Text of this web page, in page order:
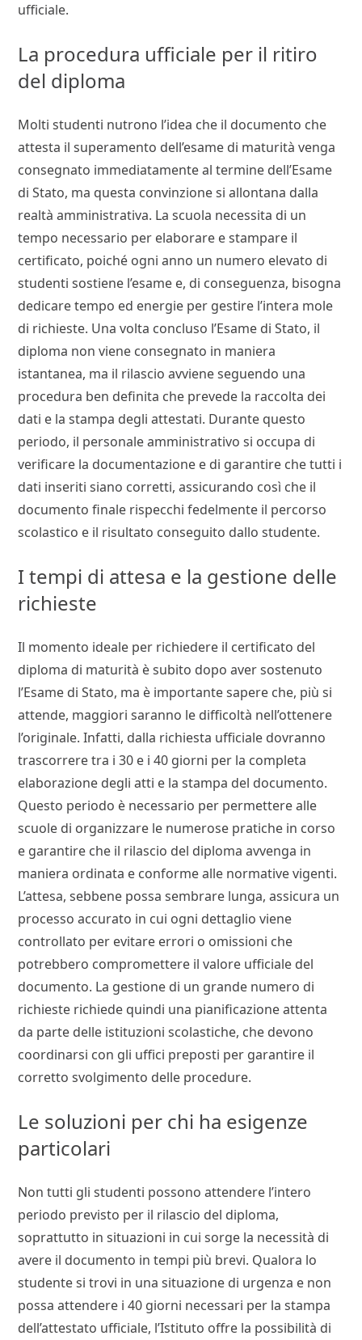
ufficiale.
La procedura ufficiale per il ritiro
del diploma
Molti studenti nutrono l’idea che il documento che
attesta il superamento dell’esame di maturità venga
consegnato immediatamente al termine dell’Esame
di Stato, ma questa convinzione si allontana dalla
realtà amministrativa. La scuola necessita di un
tempo necessario per elaborare e stampare il
certificato, poiché ogni anno un numero elevato di
studenti sostiene l’esame e, di conseguenza, bisogna
dedicare tempo ed energie per gestire l’intera mole
di richieste. Una volta concluso l’Esame di Stato, il
diploma non viene consegnato in maniera
istantanea, ma il rilascio avviene seguendo una
procedura ben definita che prevede la raccolta dei
dati e la stampa degli attestati. Durante questo
periodo, il personale amministrativo si occupa di
verificare la documentazione e di garantire che tutti i
dati inseriti siano corretti, assicurando così che il
documento finale rispecchi fedelmente il percorso
scolastico e il risultato conseguito dallo studente.
I tempi di attesa e la gestione delle
richieste
Il momento ideale per richiedere il certificato del
diploma di maturità è subito dopo aver sostenuto
l’Esame di Stato, ma è importante sapere che, più si
attende, maggiori saranno le difficoltà nell’ottenere
l’originale. Infatti, dalla richiesta ufficiale dovranno
trascorrere tra i 30 e i 40 giorni per la completa
elaborazione degli atti e la stampa del documento.
Questo periodo è necessario per permettere alle
scuole di organizzare le numerose pratiche in corso
e garantire che il rilascio del diploma avvenga in
maniera ordinata e conforme alle normative vigenti.
L’attesa, sebbene possa sembrare lunga, assicura un
processo accurato in cui ogni dettaglio viene
controllato per evitare errori o omissioni che
potrebbero compromettere il valore ufficiale del
documento. La gestione di un grande numero di
richieste richiede quindi una pianificazione attenta
da parte delle istituzioni scolastiche, che devono
coordinarsi con gli uffici preposti per garantire il
corretto svolgimento delle procedure.
Le soluzioni per chi ha esigenze
particolari
Non tutti gli studenti possono attendere l’intero
periodo previsto per il rilascio del diploma,
soprattutto in situazioni in cui sorge la necessità di
avere il documento in tempi più brevi. Qualora lo
studente si trovi in una situazione di urgenza e non
possa attendere i 40 giorni necessari per la stampa
dell’attestato ufficiale, l’Istituto offre la possibilità di